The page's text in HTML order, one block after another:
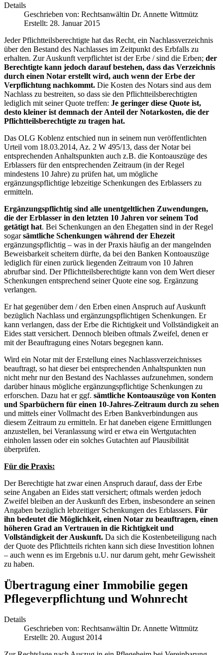
Details
Geschrieben von: Rechtsanwältin Dr. Annette Wittmütz
Erstellt: 28. Januar 2015
Jeder Pflichtteilsberechtigte hat das Recht, ein Nachlassverzeichnis
über den Bestand des Nachlasses im Zeitpunkt des Erbfalls zu
erhalten. Zur Auskunft verpflichtet ist der Erbe / sind die Erben; der
Berechtigte kann jedoch darauf bestehen, dass das Verzeichnis
durch einen Notar erstellt wird, auch wenn der Erbe der
Verpflichtung nachkommt. Die Kosten des Notars sind aus dem
Nachlass zu bestreiten, so dass sie den Pflichtteilsberechtigten
lediglich mit seiner Quote treffen: Je geringer diese Quote ist,
desto kleiner ist demnach der Anteil der Notarkosten, die der
Pflichtteilsberechtigte zu tragen hat.
Das OLG Koblenz entschied nun in seinem nun veröffentlichten
Urteil vom 18.03.2014, Az. 2 W 495/13, dass der Notar bei
entsprechenden Anhaltspunkten auch z.B. die Kontoauszüge des
Erblassers für den entsprechenden Zeitraum (in der Regel
mindestens 10 Jahre) zu prüfen hat, um mögliche
ergänzungspflichtige lebzeitige Schenkungen des Erblassers zu
ermitteln.
Ergänzungspflichtig sind alle unentgeltlichen Zuwendungen,
die der Erblasser in den letzten 10 Jahren vor seinem Tod
getätigt hat. Bei Schenkungen an den Ehegatten sind in der Regel
sogarsämtliche Schenkungen während der Ehezeit
ergänzungspflichtig – was in der Praxis häufig an der mangelnden
Beweisbarkeit scheitern dürfte, da bei den Banken Kontoauszüge
lediglich für einen zurück liegenden Zeitraum von 10 Jahren
abrufbar sind. Der Pflichtteilsberechtigte kann von dem Wert dieser
Schenkungen entsprechend seiner Quote eine sog. Ergänzung
verlangen.
Er hat gegenüber dem / den Erben einen Anspruch auf Auskunft
bezüglich Nachlass und ergänzungspflichtigen Schenkungen. Er
kann verlangen, dass der Erbe die Richtigkeit und Vollständigkeit an
Eides statt versichert. Dennoch bleiben oftmals Zweifel, denen er
mit der Beauftragung eines Notars begegnen kann.
Wird ein Notar mit der Erstellung eines Nachlassverzeichnisses
beauftragt, so hat dieser bei entsprechenden Anhaltspunkten nun
nicht mehr nur den Bestand des Nachlasses aufzunehmen, sondern
darüber hinaus mögliche ergänzungspflichtige Schenkungen zu
erforschen. Dazu hat er ggf. sämtliche Kontoauszüge von Konten
und Sparbüchern für einen 10-Jahres-Zeitraum durch zu sehen
und mittels einer Vollmacht des Erben Bankverbindungen aus
diesem Zeitraum zu ermitteln. Er hat daneben eigene Ermittlungen
anzustellen, bei Veranlassung wird er etwa ein Wertgutachten
einholen lassen oder ein solches Gutachten auf Plausibilität
überprüfen.
Für die Praxis:
Der Berechtigte hat zwar einen Anspruch darauf, dass der Erbe
seine Angaben an Eides statt versichert; oftmals werden jedoch
Zweifel bleiben an der Auskunft des Erben, insbesondere an seinen
Angaben bezüglich lebzeitiger Schenkungen des Erblassers. Für
ihn bedeutet die Möglichkeit, einen Notar zu beauftragen, einen
höheren Grad an Vertrauen in die Richtigkeit und
Vollständigkeit der Auskunft. Da sich die Kostenbeteiligung nach
der Quote des Pflichtteils richten kann sich diese Investition lohnen
– auch wenn es im Ergebnis u.U. nur darum geht, mehr Gewissheit
zu haben.
Übertragung einer Immobilie gegen
Pflegeverpflichtung und Wohnrecht
Details
Geschrieben von: Rechtsanwältin Dr. Annette Wittmütz
Erstellt: 20. August 2014